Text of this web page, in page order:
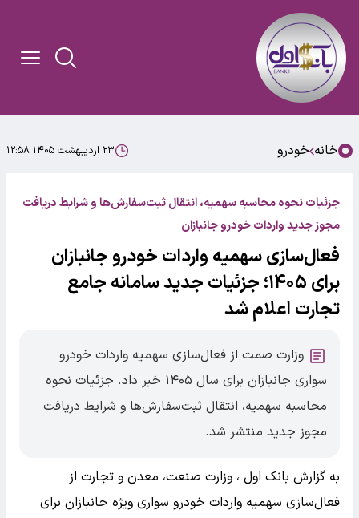
خانه خودرو ۲۳ اردیبهشت ۱۴۰۵ ۱۲:۵۸
جزئیات نحوه محاسبه سهمیه، انتقال ثبت‌سفارش‌ها و شرایط دریافت
مجوز جدید واردات خودرو جانبازان
فعال‌سازی سهمیه واردات خودرو جانبازان
برای ۱۴۰۵؛ جزئیات جدید سامانه جامع
تجارت اعلام شد
وزارت صمت از فعال‌سازی سهمیه واردات خودرو
سواری جانبازان برای سال ۱۴۰۵ خبر داد. جزئیات نحوه
محاسبه سهمیه، انتقال ثبت‌سفارش‌ها و شرایط دریافت
مجوز جدید منتشر شد.
به گزارش بانک اول ، وزارت صنعت، معدن و تجارت از
فعال‌سازی سهمیه واردات خودرو سواری ویژه جانبازان برای